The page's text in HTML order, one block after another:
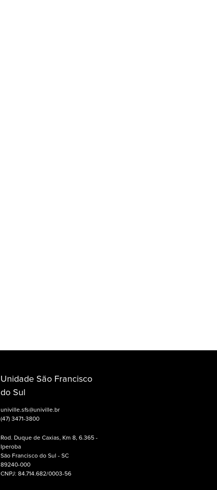
Unidade São Francisco
do Sul
univille.sfs@univille.br
(47) 3471-3800
Rod. Duque de Caxias, Km 8, 6.365 -
Iperoba
São Francisco do Sul - SC
89240-000
CNPJ: 84.714.682/0003-56